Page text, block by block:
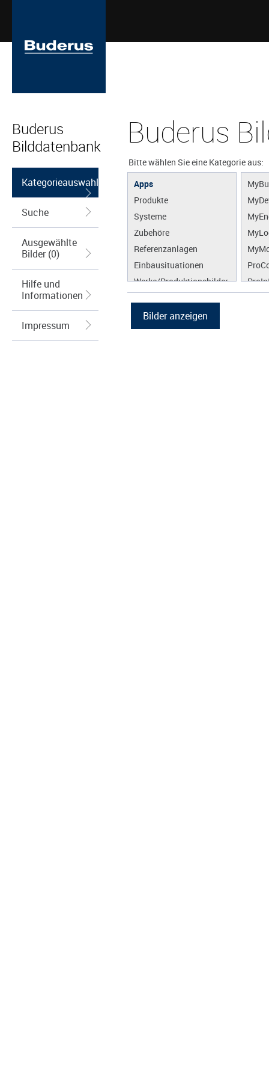
Buderus
Bilddatenbank
Kategorieauswahl
Suche
Ausgewählte
Bilder (0)
Hilfe und
Informationen
Impressum
Buderus
Bitte wählen Sie eine Kategorie aus:
Apps
Produkte
Systeme
Zubehöre
Referenzanlagen
Einbausituationen
Werke/Produktionsbilder
Grafiken